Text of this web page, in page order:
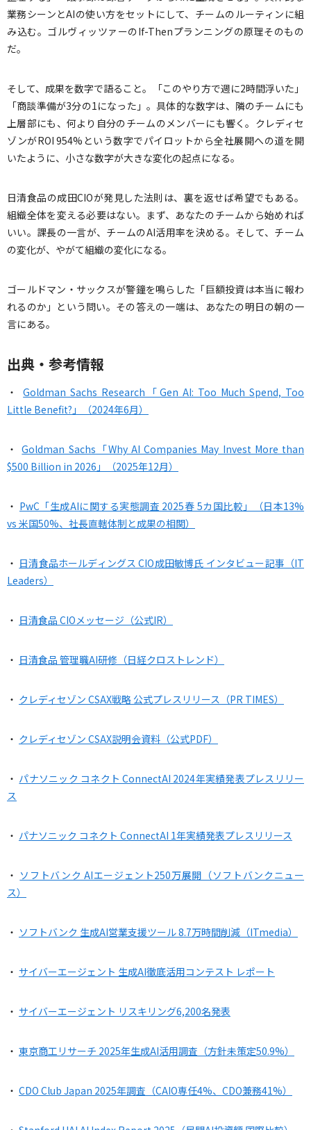
業務シーンとAIの使い方をセットにして、チームのルーティンに組
み込む。ゴルヴィッツァーのIf-Thenプランニングの原理そのもの
だ。
そして、成果を数字で語ること。「このやり方で週に2時間浮いた」
「商談準備が3分の1になった」。具体的な数字は、隣のチームにも
上層部にも、何より自分のチームのメンバーにも響く。クレディセ
ゾンがROI 954%という数字でパイロットから全社展開への道を開
いたように、小さな数字が大きな変化の起点になる。
日清食品の成田CIOが発見した法則は、裏を返せば希望でもある。
組織全体を変える必要はない。まず、あなたのチームから始めれば
いい。課長の一言が、チームのAI活用率を決める。そして、チーム
の変化が、やがて組織の変化になる。
ゴールドマン・サックスが警鐘を鳴らした「巨額投資は本当に報わ
れるのか」という問い。その答えの一端は、あなたの明日の朝の一
言にある。
出典・参考情報
・Goldman Sachs Research「Gen AI: Too Much Spend, Too
Little Benefit?」（2024年6月）
・Goldman Sachs「Why AI Companies May Invest More than
$500 Billion in 2026」（2025年12月）
・ PwC「生成AIに関する実態調査 2025春 5カ国比較」（日本13%
vs 米国50%、社長直轄体制と成果の相関）
・ 日清食品ホールディングス CIO成田敏博氏 インタビュー記事（IT
Leaders）
・ 日清食品 CIOメッセージ（公式IR）
・ 日清食品 管理職AI研修（日経クロストレンド）
・ クレディセゾン CSAX戦略 公式プレスリリース（PR TIMES）
・ クレディセゾン CSAX説明会資料（公式PDF）
・ パナソニック コネクト ConnectAI 2024年実績発表プレスリリー
ス
・ パナソニック コネクト ConnectAI 1年実績発表プレスリリース
・ ソフトバンク AIエージェント250万展開（ソフトバンクニュー
ス）
・ ソフトバンク 生成AI営業支援ツール 8.7万時間削減（ITmedia）
・ サイバーエージェント 生成AI徹底活用コンテスト レポート
・ サイバーエージェント リスキリング6,200名発表
・ 東京商工リサーチ 2025年生成AI活用調査（方針未策定50.9%）
・ CDO Club Japan 2025年調査（CAIO専任4%、CDO兼務41%）